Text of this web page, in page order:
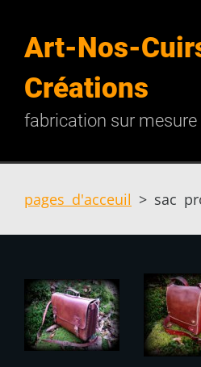
Art-Nos-
Créations
fabrication sur mesure
pages d'acceuil > sac